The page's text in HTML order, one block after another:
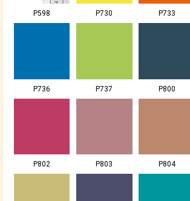
P598 P730 P733
P736 P737 P800
P802 P803 P804